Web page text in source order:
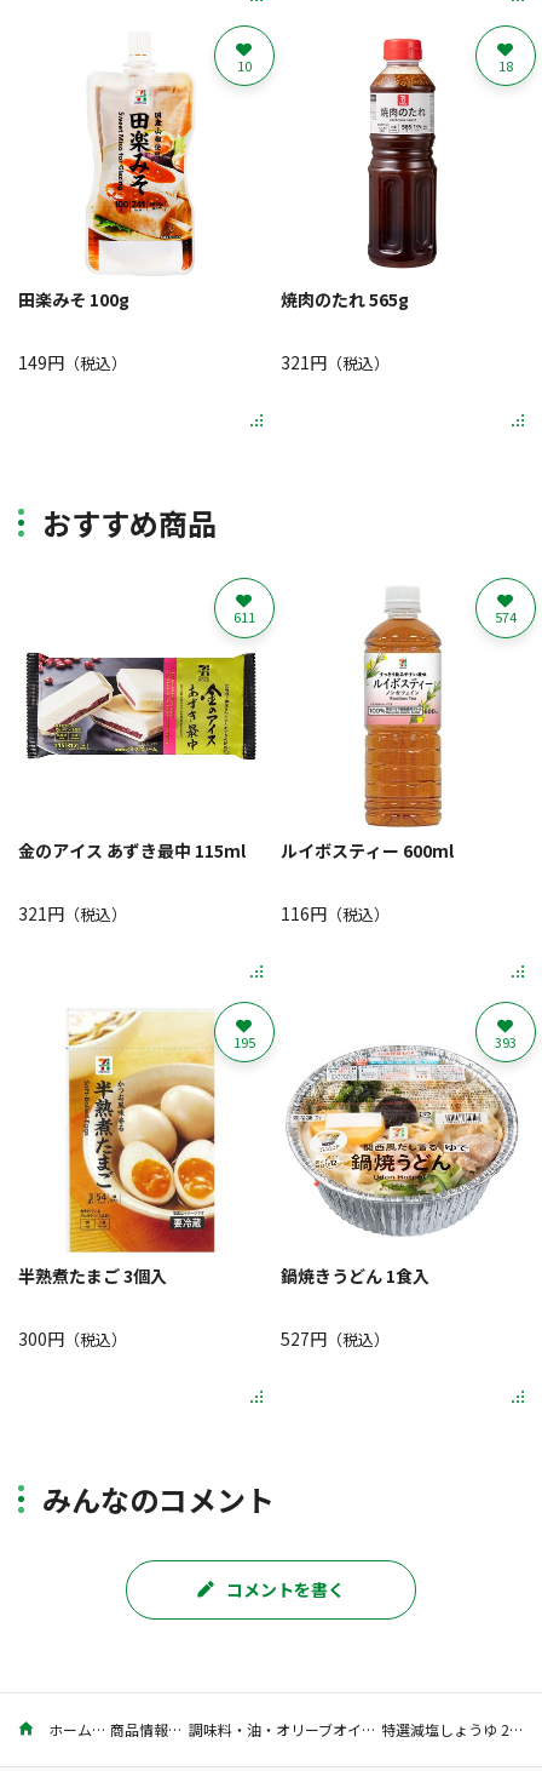
田楽みそ 100g
149円 （税込）
10
焼肉のたれ 565g
321円（税込）
18
おすすめ商品
金のアイス あずき最中 115ml
321円 （税込）
611
ルイボスティー 600ml
116円（税込）
574
半熟煮たまご 3個入
300円 （税込）
195
鍋焼きうどん 1食入
527円（税込）
393
みんなのコメント
コメントを書く
ホーム 商品情報 調味料・油・オリーブオイル 特選減塩しょうゆ 200ml